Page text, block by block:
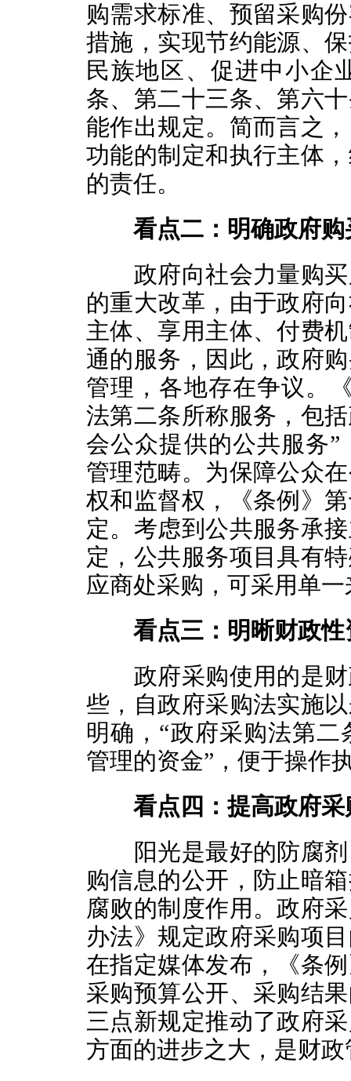
购需求标准、预留采购
措施，实现节约能源、
民族地区、促进中小企
条、第二十三条、第六
能作出规定。简而言之
功能的制定和执行主体
的责任。
看点二：明确政府
政府向社会力量购买
的重大改革，由于政府
主体、享用主体、付费
通的服务，因此，政府
管理，各地存在争议。
法第二条所称服务，包
会公众提供的公共服务
管理范畴。为保障公众
权和监督权，《条例》
定。考虑到公共服务承
定，公共服务项目具有
应商处采购，可采用单
看点三：明晰财政
政府采购使用的是财
些，自政府采购法实施
明确，“政府采购法第
管理的资金”，便于操作
看点四：提高政府
阳光是最好的防腐剂
购信息的公开，防止暗
腐败的制度作用。政府
办法》规定政府采购项
在指定媒体发布，《条
采购预算公开、采购结
三点新规定推动了政府
方面的进步之大，是财